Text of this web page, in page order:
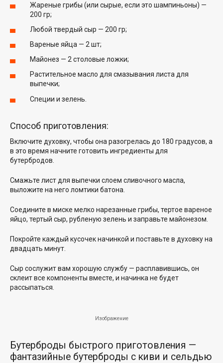
Жареные грибы (или сырые, если это шампиньоны) —
200 гр;
Любой твердый сыр — 200 гр;
Вареные яйца — 2 шт;
Майонез — 2 столовые ложки;
Растительное масло для смазывания листа для
выпечки;
Специи и зелень.
Способ приготовления:
Включите духовку, чтобы она разогрелась до 180 градусов, а
в это время начните готовить ингредиенты для
бутербродов.
Смажьте лист для выпечки слоем сливочного масла,
выложите на него ломтики батона.
Соедините в миске мелко нарезанные грибы, тертое вареное
яйцо, тертый сыр, рубленую зелень и заправьте майонезом.
Покройте каждый кусочек начинкой и поставьте в духовку на
двадцать минут.
Сыр сослужит вам хорошую службу — расплавившись, он
склеит все компоненты вместе, и начинка не будет
рассыпаться.
Изображение
Бутерброды быстрого приготовления —
фантазийные бутерброды с киви и сельдью